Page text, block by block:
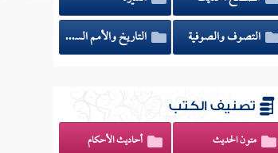
التصوف والصوفية
التاريخ والأمم السابقة
تصنيف الكتب
متون الحديث أحاديث الأحكام